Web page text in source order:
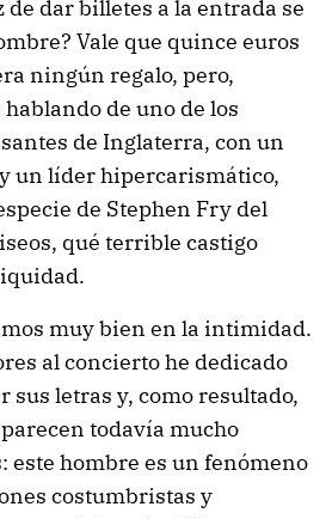
de dar billetes a la entrada se
Vale que quince euros
ningún regalo, pero,
de uno de los
de Inglaterra, con un
un líder hipercarismático,
de Stephen Fry del
qué terrible castigo
muy bien en la intimidad.
al concierto he dedicado
sus letras y, como resultado,
todavía mucho
este hombre es un fenómeno
costumbristas y